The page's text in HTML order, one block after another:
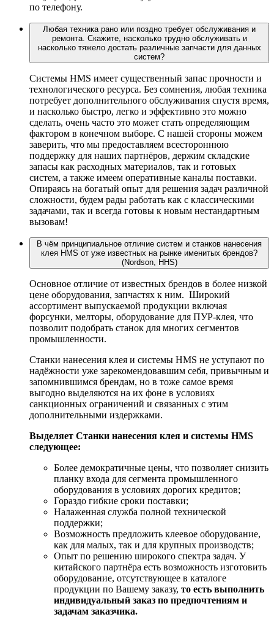
по телефону.
Любая техника рано или поздно требует обслуживания и
ремонта. Скажите, насколько трудно обслуживать и
насколько тяжело достать различные запчасти для данных
систем?
Системы HMS имеет существенный запас прочности и
технологического ресурса. Без сомнения, любая техника
потребует дополнительного обслуживания спустя время,
и насколько быстро, легко и эффективно это можно
сделать, очень часто это может стать определяющим
фактором в конечном выборе. С нашей стороны можем
заверить, что мы предоставляем всестороннюю
поддержку для наших партнёров, держим складские
запасы как расходных материалов, так и готовых
систем, а также имеем оперативные каналы поставки.
Опираясь на богатый опыт для решения задач различной
сложности, будем рады работать как с классическими
задачами, так и всегда готовы к новым нестандартным
вызовам!
В чём принципиальное отличие систем и станков нанесения
клея HMS от уже известных на рынке именитых брендов?
(Nordson, HHS)
Основное отличие от известных брендов в более низкой
цене оборудования, запчастях к ним. Широкий
ассортимент выпускаемой продукции включая
форсунки, мелторы, оборудование для ПУР-клея, что
позволит подобрать станок для многих сегментов
промышленности.
Станки нанесения клея и системы HMS не уступают по
надёжности уже зарекомендовавшим себя, привычным и
запомнившимся брендам, но в тоже самое время
выгодно выделяются на их фоне в условиях
санкционных ограничений и связанных с этим
дополнительными издержками.
Выделяет Станки нанесения клея и системы HMS
следующее:
Более демократичные цены, что позволяет снизить
планку входа для сегмента промышленного
оборудования в условиях дорогих кредитов;
Гораздо гибкие сроки поставки;
Налаженная служба полной технической
поддержки;
Возможность предложить клеевое оборудование,
как для малых, так и для крупных производств;
Опыт по решению широкого спектра задач. У
китайского партнёра есть возможность изготовить
оборудование, отсутствующее в каталоге
продукции по Вашему заказу, то есть выполнить
индивидуальный заказ по предпочтениям и
задачам заказчика.